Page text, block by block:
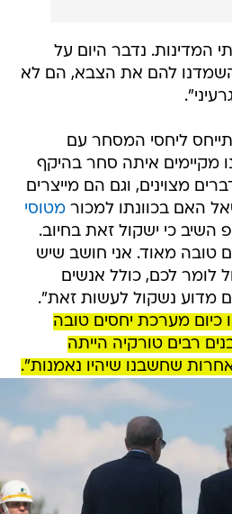
המדינות. נדבר היום על
להם את הצבא, הם לא
ליחסי המסחר עם
מקיימים איתה סחר בהיקף
מצוינים, וגם הם מייצרים
האם בכוונתו למכורמטוסי
השיב כי ישקול זאת בחיוב.
טובה מאוד. אני חושב שיש
לומר לכם, כולל אנשים
מדוע נשקול לעשות זאת".
כיום מערכת יחסים טובה
רבים טורקיה הייתה
שחשבנו שיהיו נאמנות".